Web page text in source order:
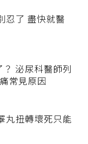
忍了 盡快就醫
泌尿科醫師列
常見原因
丸扭轉壞死只能